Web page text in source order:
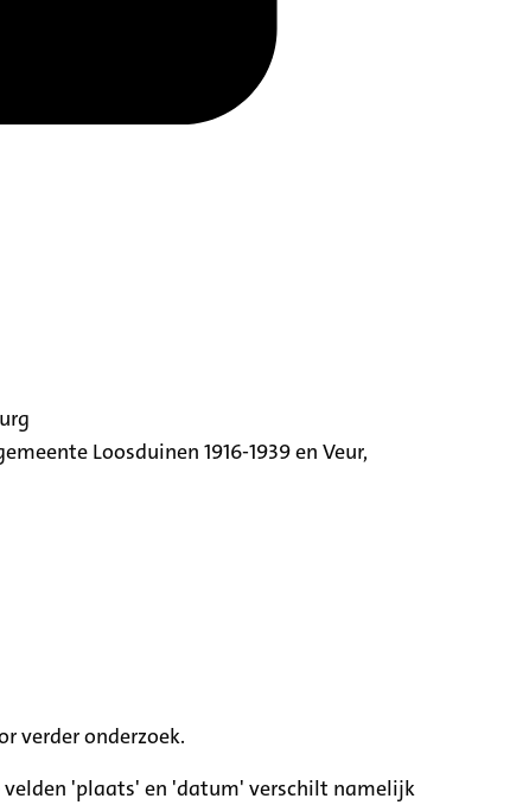
Loosduinen 1916-1939 en Veur,
verder onderzoek.
velden 'plaats' en 'datum' verschilt namelijk